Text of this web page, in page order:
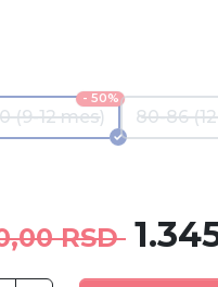
- 50%
(9-12 mes) 80-86
RSD